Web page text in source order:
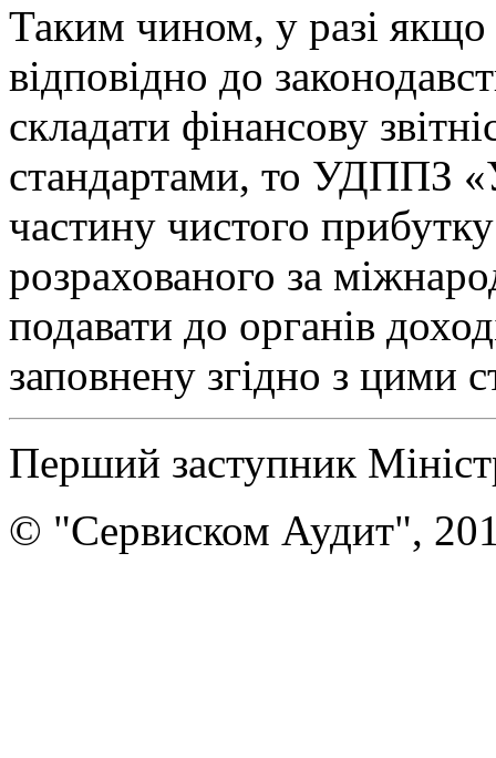
Таким чином, у разі
відповідно до
складати фінансову
стандартами, то УДППЗ
частину чистого
розрахованого за
подавати до органів
заповнену згідно з цими
Перший заступник
© "Сервиском Аудит",